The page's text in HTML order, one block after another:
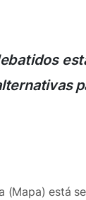
está